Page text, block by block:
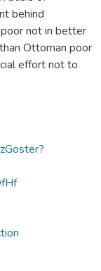
behind
not in better
Ottoman poor
effort not to